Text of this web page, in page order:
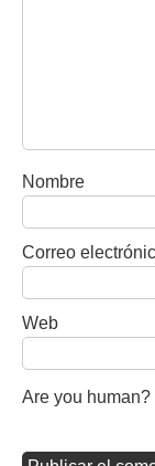
Nombre
Correo
Web
Are you